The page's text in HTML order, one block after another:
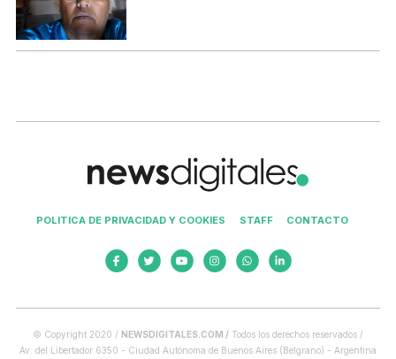
POLITICA DE PRIVACIDAD Y COOKIES STAFF CONTACTO
© Copyright 2020 / NEWSDIGITALES.COM / Todos los derechos reservados /
Av. del Libertador 6350 - Ciudad Autónoma de Buenos Aires (Belgrano) - Argentina